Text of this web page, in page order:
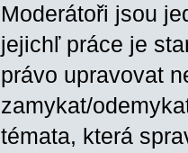
Moderátoři jsou
jejichľ práce je
právo upravovat
zamykat/
témata, která